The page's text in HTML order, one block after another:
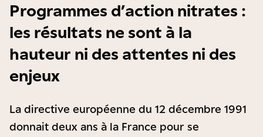
Programmes d’action nitrates :
les résultats ne sont à la
hauteur ni des attentes ni des
enjeux
La directive européenne du 12 décembre 1991
donnait deux ans à la France pour se